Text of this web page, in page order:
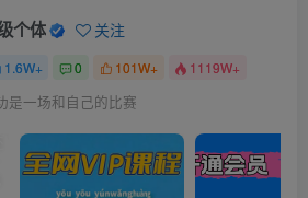
个体 关注
1.6W+ 0 101W+ 1119W+
是一场和自己的比赛